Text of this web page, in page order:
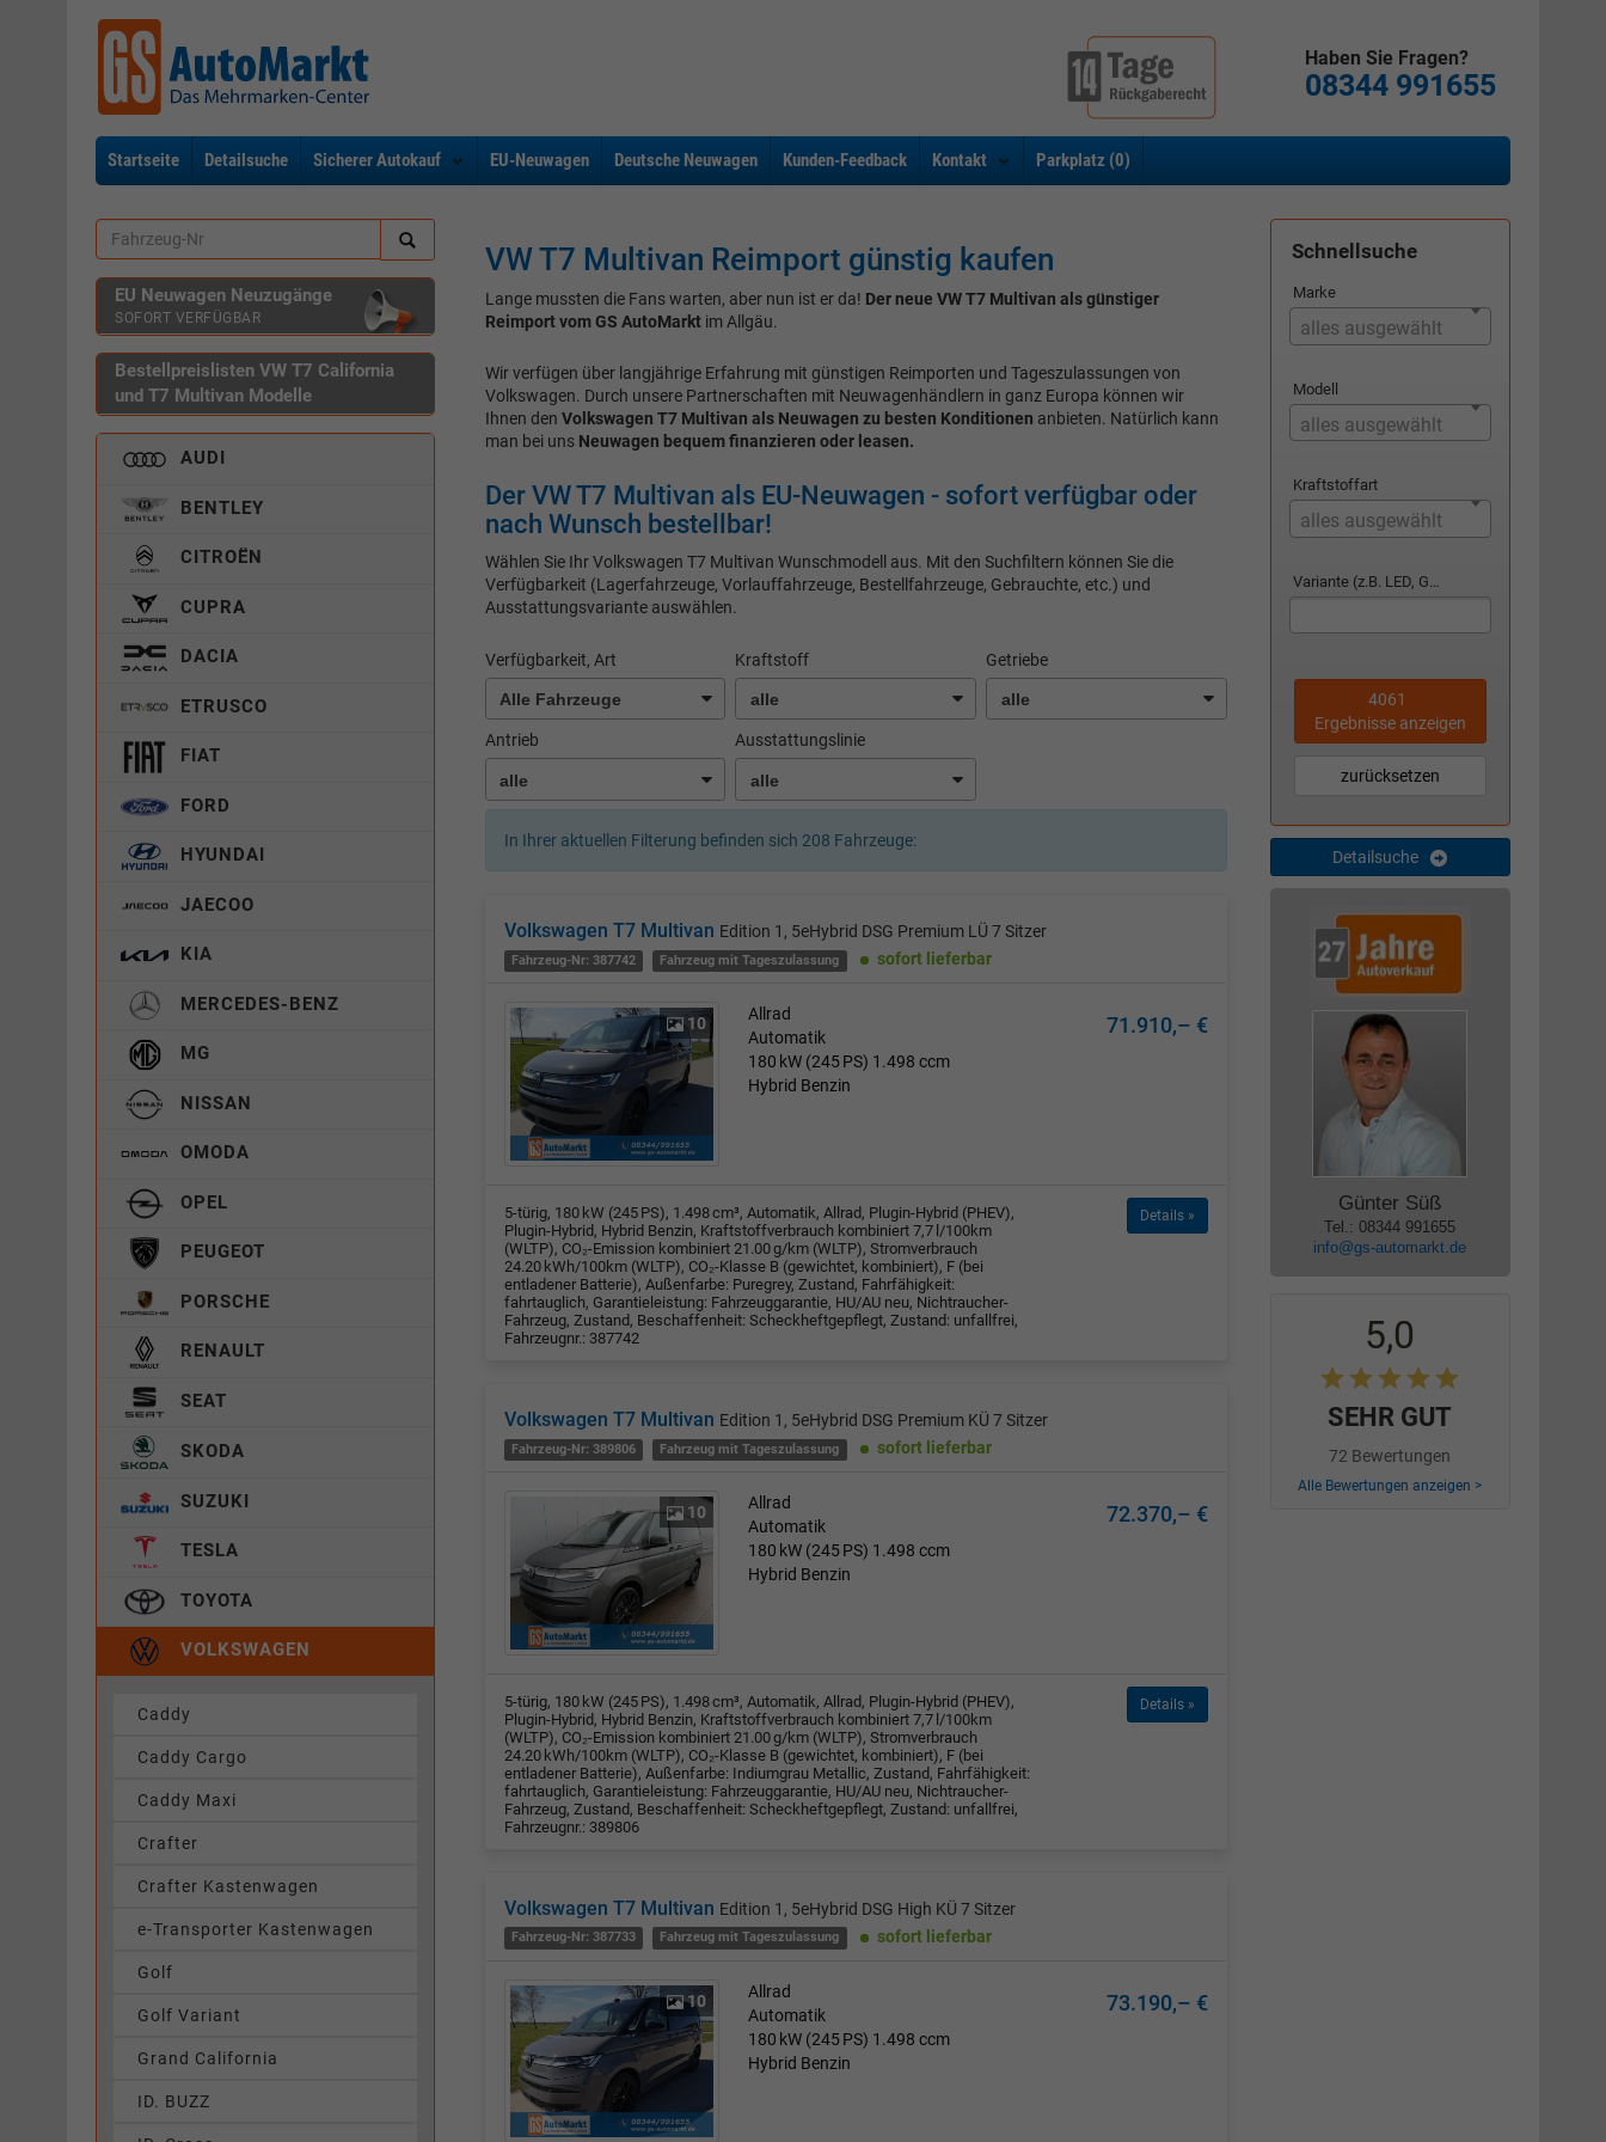
Haben Sie Fragen?
08344 991655
Startseite Detailsuche Sicherer Autokauf EU-Neuwagen Deutsche Neuwagen Kunden-Feedback Kontakt Parkplatz (0)
VW T7 Multivan Reimport günstig kaufen
Lange mussten die Fans warten, aber nun ist er da! Der neue VW T7 Multivan als günstiger
Reimport vom GS AutoMarktim Allgäu.
Wir verfügen über langjährige Erfahrung mit günstigen Reimporten und Tageszulassungen von
Volkswagen. Durch unsere Partnerschaften mit Neuwagenhändlern in ganz Europa können wir
Ihnen den Volkswagen T7 Multivan als Neuwagen zu besten Konditionen anbieten. Natürlich kann
man bei uns Neuwagen bequem finanzieren oder leasen.
Der VW T7 Multivan als EU-Neuwagen - sofort verfügbar oder
nach Wunsch bestellbar!
Wählen Sie Ihr Volkswagen T7 Multivan Wunschmodell aus. Mit den Suchfiltern können Sie die
Verfügbarkeit (Lagerfahrzeuge, Vorlauffahrzeuge, Bestellfahrzeuge, Gebrauchte, etc.) und
Ausstattungsvariante auswählen.
Verfügbarkeit, Art Kraftstoff Getriebe
Antrieb Ausstattungslinie
In Ihrer aktuellen Filterung befinden sich 208 Fahrzeuge:
Volkswagen T7 Multivan Edition 1, 5eHybrid DSG Premium LÜ 7 Sitzer
Fahrzeug-Nr: 387742 Fahrzeug mit Tageszulassung sofort lieferbar
10
Allrad
Automatik
180 kW (245 PS) 1.498 ccm
Hybrid Benzin
71.910,– €
5-türig, 180 kW (245 PS), 1.498 cm³, Automatik, Allrad, Plugin-Hybrid (PHEV),
Plugin-Hybrid, Hybrid Benzin, Kraftstoffverbrauch kombiniert 7,7 l/100km
(WLTP), CO₂-Emission kombiniert 21.00 g/km (WLTP), Stromverbrauch
24.20 kWh/100km (WLTP), CO₂-Klasse B (gewichtet, kombiniert), F (bei
entladener Batterie), Außenfarbe: Puregrey, Zustand, Fahrfähigkeit:
fahrtauglich, Garantieleistung: Fahrzeuggarantie, HU/AU neu, Nichtraucher-
Fahrzeug, Zustand, Beschaffenheit: Scheckheftgepflegt, Zustand: unfallfrei,
Fahrzeugnr.: 387742
Details »
Volkswagen T7 Multivan Edition 1, 5eHybrid DSG Premium KÜ 7 Sitzer
Fahrzeug-Nr: 389806 Fahrzeug mit Tageszulassung sofort lieferbar
10
Allrad
Automatik
180 kW (245 PS) 1.498 ccm
Hybrid Benzin
72.370,– €
5-türig, 180 kW (245 PS), 1.498 cm³, Automatik, Allrad, Plugin-Hybrid (PHEV),
Plugin-Hybrid, Hybrid Benzin, Kraftstoffverbrauch kombiniert 7,7 l/100km
(WLTP), CO₂-Emission kombiniert 21.00 g/km (WLTP), Stromverbrauch
24.20 kWh/100km (WLTP), CO₂-Klasse B (gewichtet, kombiniert), F (bei
entladener Batterie), Außenfarbe: Indiumgrau Metallic, Zustand, Fahrfähigkeit:
fahrtauglich, Garantieleistung: Fahrzeuggarantie, HU/AU neu, Nichtraucher-
Fahrzeug, Zustand, Beschaffenheit: Scheckheftgepflegt, Zustand: unfallfrei,
Fahrzeugnr.: 389806
Details »
Volkswagen T7 Multivan Edition 1, 5eHybrid DSG High KÜ 7 Sitzer
Fahrzeug-Nr: 387733 Fahrzeug mit Tageszulassung sofort lieferbar
10
Allrad
Automatik
180 kW (245 PS) 1.498 ccm
Hybrid Benzin
73.190,– €
EU Neuwagen Neuzugänge
SOFORT VERFÜGBAR
Bestellpreislisten VW T7 California
und T7 Multivan Modelle
AUDI
BENTLEY
CITROËN
CUPRA
DACIA
ETRUSCO
FIAT
FORD
HYUNDAI
JAECOO
KIA
MERCEDES-BENZ
MG
NISSAN
OMODA
OPEL
PEUGEOT
PORSCHE
RENAULT
SEAT
SKODA
SUZUKI
TESLA
TOYOTA
VOLKSWAGEN
Caddy
Caddy Cargo
Caddy Maxi
Crafter
Crafter Kastenwagen
e-Transporter Kastenwagen
Golf
Golf Variant
Grand California
ID. BUZZ
Schnellsuche
Marke
alles ausgewählt
Modell
alles ausgewählt
Kraftstoffart
alles ausgewählt
Variante (z.B. LED, GTI, Facelift...)
4061
Ergebnisse anzeigen
zurücksetzen
Detailsuche
Günter Süß
Tel.: 08344 991655
info@gs-automarkt.de
5,0
SEHR GUT
72 Bewertungen
Alle Bewertungen anzeigen >